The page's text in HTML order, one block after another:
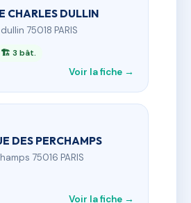
CHARLES DULLIN
75018 PARIS
🏗 3 bât.
Voir la fiche →
DES PERCHAMPS
75016 PARIS
Voir la fiche →